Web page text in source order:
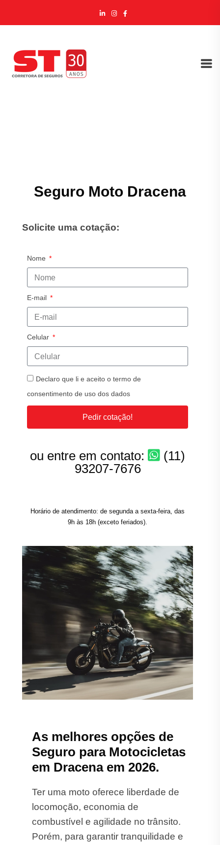
Seguro Moto Dracena
Solicite uma cotação:
Nome
E-mail
Celular
Declaro que li e aceito o termo de
consentimento de uso dos dados
Pedir cotação!
ou entre em contato:
(11)
93207-7676
Horário de atendimento: de segunda a sexta-feira, das
9h às 18h (exceto feriados).
As melhores opções de
Seguro para Motocicletas
em Dracena em 2026.
Ter uma moto oferece liberdade de
locomoção, economia de
combustível e agilidade no trânsito.
Porém, para garantir tranquilidade e